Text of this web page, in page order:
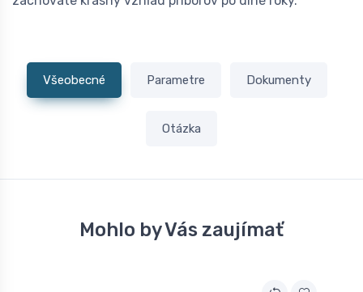
Všeobecné Parametre Dokumenty
Otázka
Mohlo by Vás zaujímať